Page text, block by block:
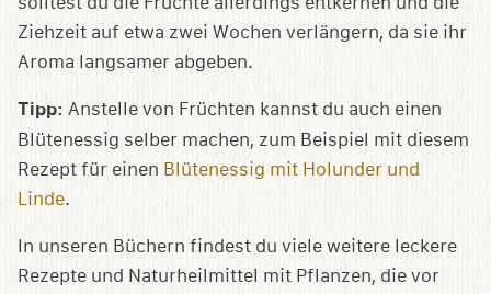
Ziehzeit auf etwa zwei Wochen verlängern, da sie ihr
Aroma langsamer abgeben.
Tipp: Anstelle von Früchten kannst du auch einen
Blütenessig selber machen, zum Beispiel mit diesem
Rezept für einen Blütenessig mit Holunder und
Linde.
In unseren Büchern findest du viele weitere leckere
Rezepte und Naturheilmittel mit Pflanzen, die vor